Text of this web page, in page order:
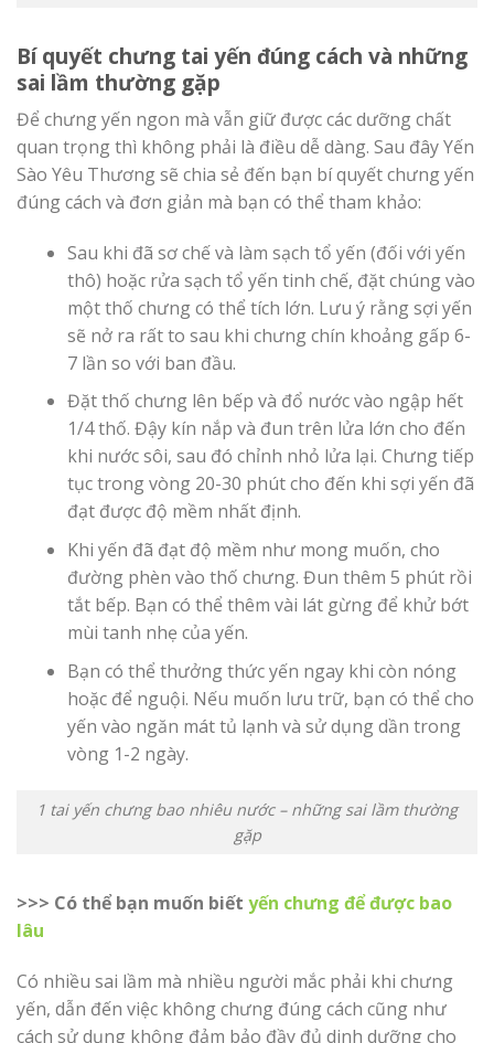
Bí quyết chưng tai yến đúng cách và những
sai lầm thường gặp
Để chưng yến ngon mà vẫn giữ được các dưỡng chất
quan trọng thì không phải là điều dễ dàng. Sau đây Yến
Sào Yêu Thương sẽ chia sẻ đến bạn bí quyết chưng yến
đúng cách và đơn giản mà bạn có thể tham khảo:
Sau khi đã sơ chế và làm sạch tổ yến (đối với yến
thô) hoặc rửa sạch tổ yến tinh chế, đặt chúng vào
một thố chưng có thể tích lớn. Lưu ý rằng sợi yến
sẽ nở ra rất to sau khi chưng chín khoảng gấp 6-
7 lần so với ban đầu.
Đặt thố chưng lên bếp và đổ nước vào ngập hết
1/4 thố. Đậy kín nắp và đun trên lửa lớn cho đến
khi nước sôi, sau đó chỉnh nhỏ lửa lại. Chưng tiếp
tục trong vòng 20-30 phút cho đến khi sợi yến đã
đạt được độ mềm nhất định.
Khi yến đã đạt độ mềm như mong muốn, cho
đường phèn vào thố chưng. Đun thêm 5 phút rồi
tắt bếp. Bạn có thể thêm vài lát gừng để khử bớt
mùi tanh nhẹ của yến.
Bạn có thể thưởng thức yến ngay khi còn nóng
hoặc để nguội. Nếu muốn lưu trữ, bạn có thể cho
yến vào ngăn mát tủ lạnh và sử dụng dần trong
vòng 1-2 ngày.
1 tai yến chưng bao nhiêu nước – những sai lầm thường
gặp
>>> Có thể bạn muốn biết yến chưng để được bao
lâu
Có nhiều sai lầm mà nhiều người mắc phải khi chưng
yến, dẫn đến việc không chưng đúng cách cũng như
cách sử dụng không đảm bảo đầy đủ dinh dưỡng cho